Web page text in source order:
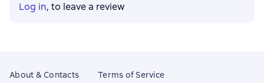
Log in, to leave a review
About & Contacts Terms of Service